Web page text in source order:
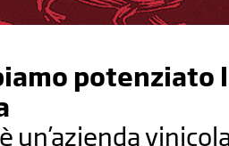
potenziato
un’azienda